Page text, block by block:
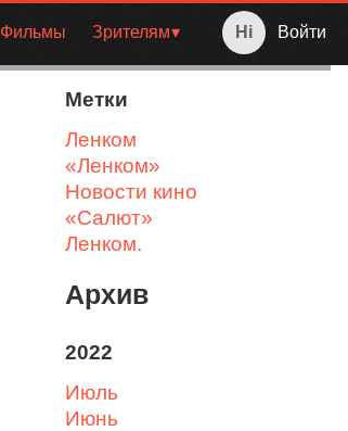
Фильмы Зрителям Войти
Метки
Ленком
«Ленком»
Новости кино
«Салют»
Ленком.
Архив
2022
июль
июнь